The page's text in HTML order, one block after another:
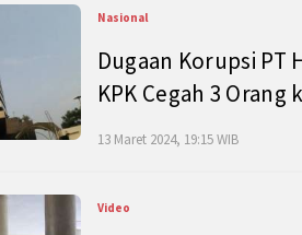
Nasional
Dugaan Korupsi PT
KPK Cegah 3 Orang
13 Maret 2024, 19:15 WIB
Video